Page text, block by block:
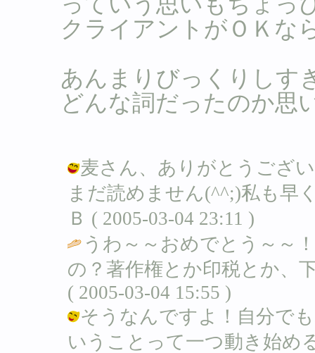
クライアントがＯＫな
あんまりびっくりしす
どんな詞だったのか思
麦さん、ありがとうござ
まだ読めません(^^;)私も早
Ｂ ( 2005-03-04 23:11 )
うわ～～おめでとう～～
の？著作権とか印税とか、
( 2005-03-04 15:55 )
そうなんですよ！自分で
いうことって一つ動き始め